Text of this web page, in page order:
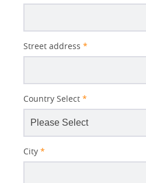
Street address *
Country Select *
City *